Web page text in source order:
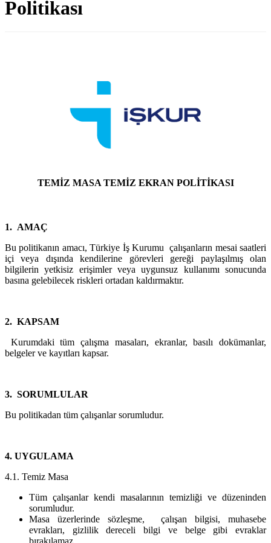
Politikası
TEMİZ MASA TEMİZ EKRAN POLİTİKASI
1. AMAÇ
Bu politikanın amacı, Türkiye İş Kurumu çalışanların mesai saatleri
içi veya dışında kendilerine görevleri gereği paylaşılmış olan
bilgilerin yetkisiz erişimler veya uygunsuz kullanımı sonucunda
basına gelebilecek riskleri ortadan kaldırmaktır.
2. KAPSAM
Kurumdaki tüm çalışma masaları, ekranlar, basılı dokümanlar,
belgeler ve kayıtları kapsar.
3. SORUMLULAR
Bu politikadan tüm çalışanlar sorumludur.
4. UYGULAMA
4.1. Temiz Masa
Tüm çalışanlar kendi masalarının temizliği ve düzeninden
sorumludur.
Masa üzerlerinde sözleşme, çalışan bilgisi, muhasebe
evrakları, gizlilik dereceli bilgi ve belge gibi evraklar
bırakılamaz.